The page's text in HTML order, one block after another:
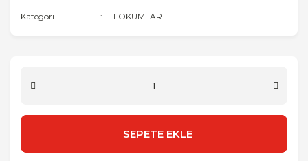
Kategori LOKUMLAR
SEPETE EKLE